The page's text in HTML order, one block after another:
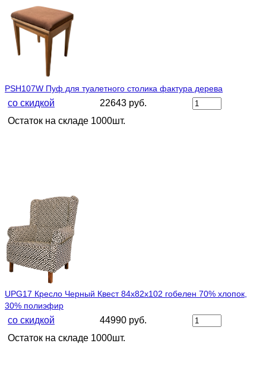
PSH107W Пуф для туалетного столика фактура дерева
со скидкой
22643 руб.
Остаток на складе 1000шт.
UPG17 Кресло Черный Квест 84х82х102 гобелен 70% хлопок,
30% полиэфир
со скидкой
44990 руб.
Остаток на складе 1000шт.